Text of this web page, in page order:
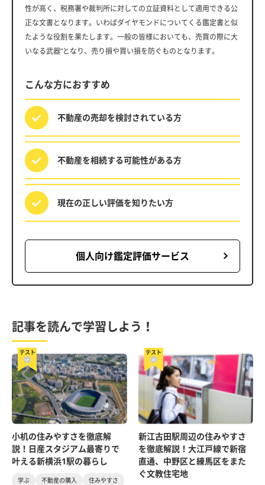
性が高く、税務署や裁判所に対しての立証資料として適用できる公
正な文書となります。いわばダイヤモンドについてくる鑑定書と似
たような役割を果たします。一般の皆様においても、売買の際に大
いなる武器”となり、売り損や買い損を防ぐものとなります。
こんな方におすすめ
不動産の売却を検討されている方
不動産を相続する可能性がある方
現在の正しい評価を知りたい方
個人向け鑑定評価サービス
記事を読んで学習しよう！
テスト
小机の住みやすさを徹底解
説！日産スタジアム最寄りで
叶える新横浜1駅の暮らし
学ぶ 不動産の購入
住みやすさ
テスト
新江古田駅周辺の住みやすさ
を徹底解説！大江戸線で新宿
直通、中野区と練馬区をまた
ぐ文教住宅地